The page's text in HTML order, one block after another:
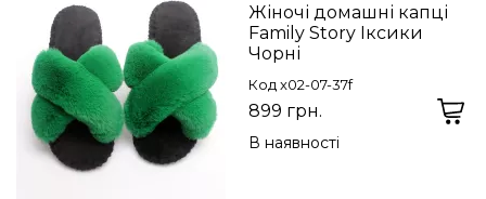
Жіночі домашні капці
Family Story Іксики
Чорні
Код x02-07-37f
899 грн.
В наявності